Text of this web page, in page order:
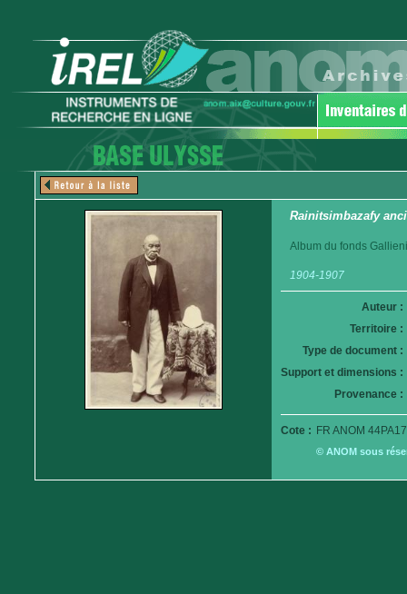
Rainitsimbazafy
Album du fonds
1904-1907
Auteur :
Territoire :
Type de document :
Support et dimensions :
Provenance :
Cote : FR ANOM
© ANOM sous